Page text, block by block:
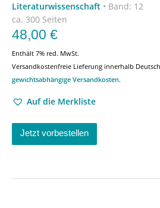
Literaturwissenschaft • Band: 12
ca. 300 Seiten
48,00 €
Enthält 7% red. MwSt.
Versandkostenfreie Lieferung innerhalb
gewichtsabhängige Versandkosten.
Auf die Merkliste
Jetzt vorbestellen